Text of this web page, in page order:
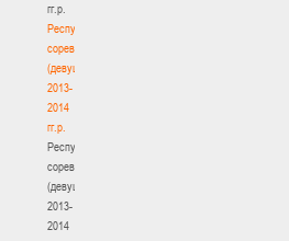
гг.р.
Республиканские
соревнования
(девушки)
2013-
2014
гг.р.
Республиканские
соревнования
(девушки)
2013-
2014